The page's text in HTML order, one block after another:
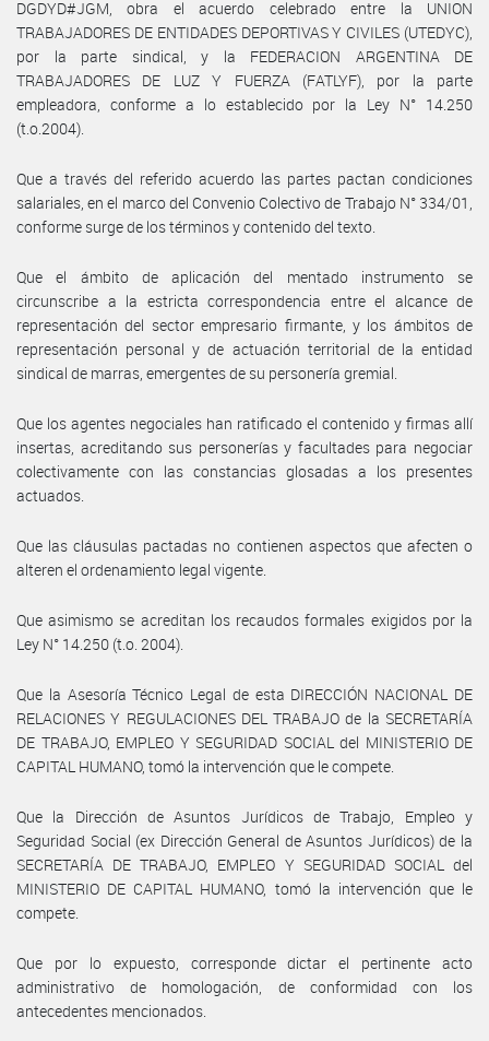
DGDYD#JGM, obra el acuerdo celebrado entre la UNION
TRABAJADORES DE ENTIDADES DEPORTIVAS Y CIVILES (UTEDYC),
por la parte sindical, y la FEDERACION ARGENTINA DE
TRABAJADORES DE LUZ Y FUERZA (FATLYF), por la parte
empleadora, conforme a lo establecido por la Ley N° 14.250
(t.o.2004).
Que a través del referido acuerdo las partes pactan condiciones
salariales, en el marco del Convenio Colectivo de Trabajo N° 334/01,
conforme surge de los términos y contenido del texto.
Que el ámbito de aplicación del mentado instrumento se
circunscribe a la estricta correspondencia entre el alcance de
representación del sector empresario firmante, y los ámbitos de
representación personal y de actuación territorial de la entidad
sindical de marras, emergentes de su personería gremial.
Que los agentes negociales han ratificado el contenido y firmas allí
insertas, acreditando sus personerías y facultades para negociar
colectivamente con las constancias glosadas a los presentes
actuados.
Que las cláusulas pactadas no contienen aspectos que afecten o
alteren el ordenamiento legal vigente.
Que asimismo se acreditan los recaudos formales exigidos por la
Ley N° 14.250 (t.o. 2004).
Que la Asesoría Técnico Legal de esta DIRECCIÓN NACIONAL DE
RELACIONES Y REGULACIONES DEL TRABAJO de la SECRETARÍA
DE TRABAJO, EMPLEO Y SEGURIDAD SOCIAL del MINISTERIO DE
CAPITAL HUMANO, tomó la intervención que le compete.
Que la Dirección de Asuntos Jurídicos de Trabajo, Empleo y
Seguridad Social (ex Dirección General de Asuntos Jurídicos) de la
SECRETARÍA DE TRABAJO, EMPLEO Y SEGURIDAD SOCIAL del
MINISTERIO DE CAPITAL HUMANO, tomó la intervención que le
compete.
Que por lo expuesto, corresponde dictar el pertinente acto
administrativo de homologación, de conformidad con los
antecedentes mencionados.